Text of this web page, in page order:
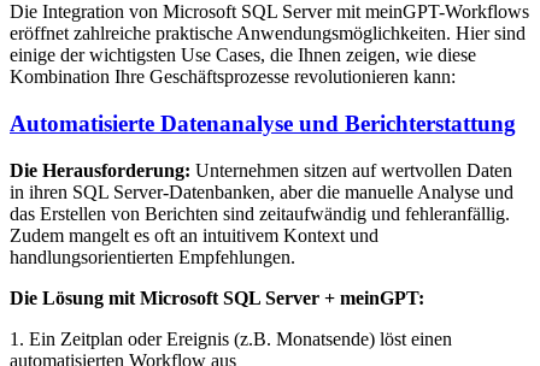
Die Integration von Microsoft SQL Server mit meinGPT-Workflows
eröffnet zahlreiche praktische Anwendungsmöglichkeiten. Hier sind
einige der wichtigsten Use Cases, die Ihnen zeigen, wie diese
Kombination Ihre Geschäftsprozesse revolutionieren kann:
Automatisierte Datenanalyse und Berichterstattung
Die Herausforderung: Unternehmen sitzen auf wertvollen Daten
in ihren SQL Server-Datenbanken, aber die manuelle Analyse und
das Erstellen von Berichten sind zeitaufwändig und fehleranfällig.
Zudem mangelt es oft an intuitivem Kontext und
handlungsorientierten Empfehlungen.
Die Lösung mit Microsoft SQL Server + meinGPT:
1. Ein Zeitplan oder Ereignis (z.B. Monatsende) löst einen
automatisierten Workflow aus